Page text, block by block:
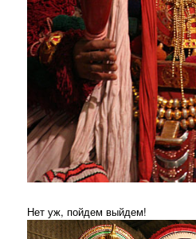
Нет уж, пойдем выйдем!